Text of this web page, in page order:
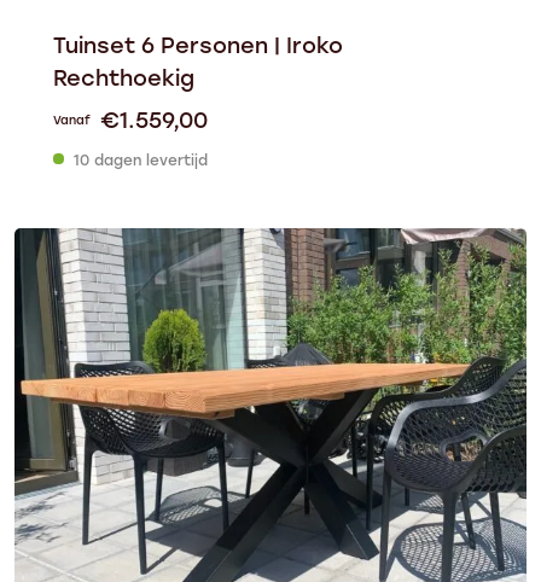
Tuinset 6 Personen | Iroko
Rechthoekig
Vanaf €1.559,00
10 dagen levertijd